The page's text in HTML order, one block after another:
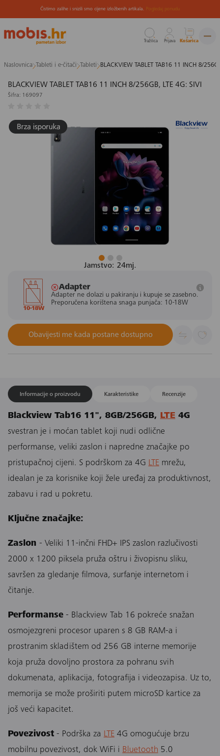
na
Čistimo zalihe i snizili smo cijene izložbenih artikala. Pogledaj ponudu
Tražilica Prijava Košarica
Naslovnica Tableti i e-čitači Tableti BLACKVIEW TABLET TAB16 11 INCH 8/
BLACKVIEW TABLET TAB16 11 INCH 8/256GB, LTE 4G: SIVI
Šifra: 169097
Jamstvo: 24mj.
10-18W
Adapter
Adapter ne dolazi u pakiranju i kupuje se zasebno.
Preporučena korištena snaga punjača: 10-18W
Obavijesti me kada postane dostupno
Informacije o proizvodu Karakteristike Recenzije
Blackview Tab16 11", 8GB/256GB, LTE 4G
svestran je i moćan tablet koji nudi odlične
performanse, veliki zaslon i napredne značajke po
pristupačnoj cijeni. S podrškom za 4G LTE mrežu,
idealan je za korisnike koji žele uređaj za produktivnost,
zabavu i rad u pokretu.
Ključne značajke:
Zaslon - Veliki 11-inčni FHD+ IPS zaslon razlučivosti
2000 x 1200 piksela pruža oštru i živopisnu sliku,
savršen za gledanje filmova, surfanje internetom i
čitanje.
Performanse - Blackview Tab 16 pokreće snažan
osmojezgreni procesor uparen s 8 GB RAM-a i
prostranim skladištem od 256 GB interne memorije
koja pruža dovoljno prostora za pohranu svih
dokumenata, aplikacija, fotografija i videozapisa. Uz to,
memorija se može proširiti putem microSD kartice za
još veći kapacitet.
Povezivost - Podrška za LTE 4G omogućuje brzu
mobilnu povezivost, dok WiFi i Bluetooth 5.0